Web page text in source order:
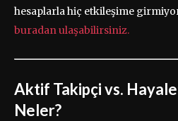
hesaplarla hiç etkileşime
buradan ulaşabilirsiniz.
Aktif Takipçi vs.
Neler?